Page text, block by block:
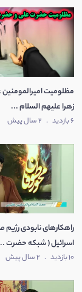
مظلوميت
زهرا عليهم السلام ...
6 بازدید . 2 سال پیش
راهکارهای نابودی
اسرائیل ( شبکه حضرت
10 بازدید . 2 سال پیش